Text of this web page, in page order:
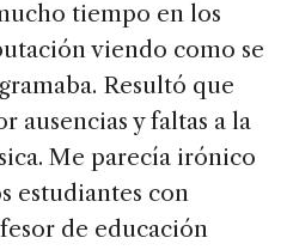
tiempo en los
viendo como se
Resultó que
ausencias y faltas a la
Me parecía irónico
estudiantes con
de educación